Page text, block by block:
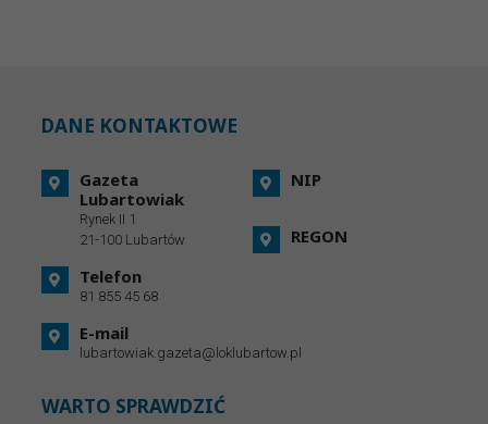
DANE KONTAKTOWE
Gazeta
Lubartowiak
Rynek II 1
21-100 Lubartów
Telefon
81 855 45 68
E-mail
lubartowiak.gazeta@loklubartow.pl
NIP
REGON
WARTO SPRAWDZIĆ